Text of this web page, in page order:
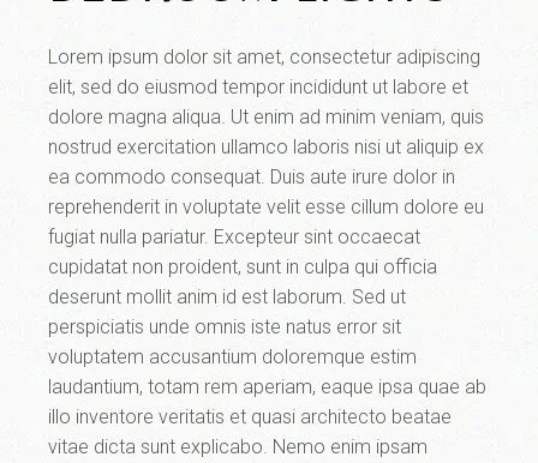
Lorem ipsum dolor sit amet, consectetur adipiscing
elit, sed do eiusmod tempor incididunt ut labore et
dolore magna aliqua. Ut enim ad minim veniam, quis
nostrud exercitation ullamco laboris nisi ut aliquip ex
ea commodo consequat. Duis aute irure dolor in
reprehenderit in voluptate velit esse cillum dolore eu
fugiat nulla pariatur. Excepteur sint occaecat
cupidatat non proident, sunt in culpa qui officia
deserunt mollit anim id est laborum. Sed ut
perspiciatis unde omnis iste natus error sit
voluptatem accusantium doloremque estim
laudantium, totam rem aperiam, eaque ipsa quae ab
illo inventore veritatis et quasi architecto beatae
vitae dicta sunt explicabo. Nemo enim ipsam